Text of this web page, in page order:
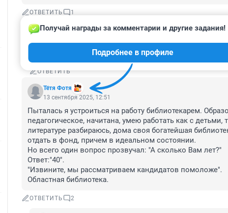
ОТВЕТИТЬ 1
Гость
Коворкайте в другом месте
ОТВЕТИТЬ
Тётя Фотя
Получай награды за комментарии и другие задания!
Подробнее в профиле
13 сентября 2025, 12:51
Пыталась я устроиться на работу библиотекарем.
педагогическое, начитана, умею работать как с
литературе разбираюсь, дома своя богатейшая
отдать в фонд, причем в идеальном состоянии.
Но всего один вопрос прозвучал: "А сколько Вам лет?"
Ответ:"40".
"Извините, мы рассматриваем кандидатов помоложе".
Областная библиотека.
ОТВЕТИТЬ 2